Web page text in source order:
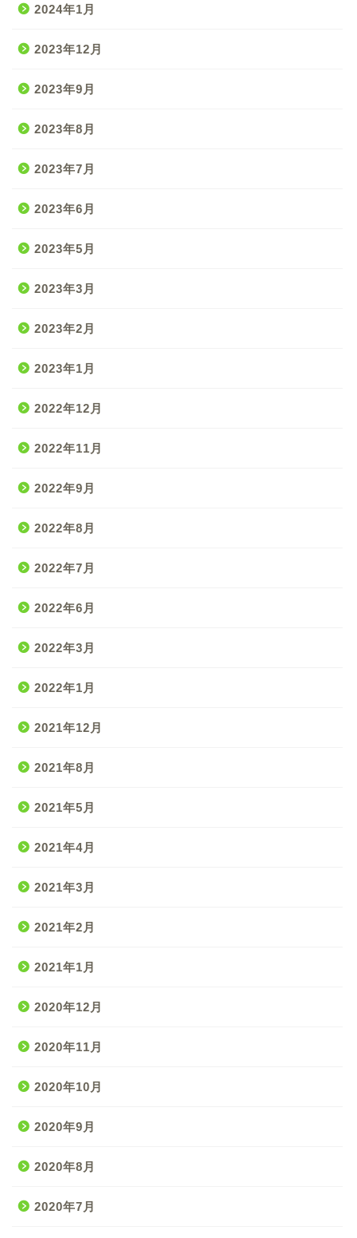
2024年1月
2023年12月
2023年9月
2023年8月
2023年7月
2023年6月
2023年5月
2023年3月
2023年2月
2023年1月
2022年12月
2022年11月
2022年9月
2022年8月
2022年7月
2022年6月
2022年3月
2022年1月
2021年12月
2021年8月
2021年5月
2021年4月
2021年3月
2021年2月
2021年1月
2020年12月
2020年11月
2020年10月
2020年9月
2020年8月
2020年7月